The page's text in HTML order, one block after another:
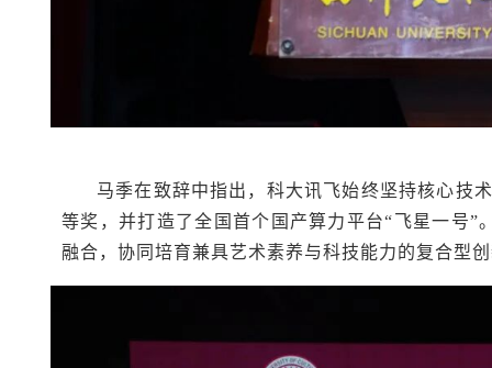
马季在致辞中指出，科大讯飞始终坚持核心技
等奖，并打造了全国首个国产算力平台“飞星一号
融合，协同培育兼具艺术素养与科技能力的复合型